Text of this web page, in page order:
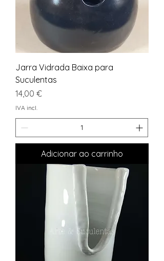
Jarra Vidrada Baixa para
Suculentas
Preço
14,00 €
IVA incl.
Adicionar ao carrinho